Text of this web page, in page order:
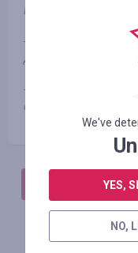
Примечание:
- Если подписка
дневного пробного
- Документы и
определенных странах.
We've
YES,
NO,